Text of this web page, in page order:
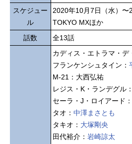
スケジュー
ル
2020年10月7日（水）〜
TOKYO MXほか
話数
全13話
カディス・エトラマ・デ
フランケンシュタイン：
M-21：大西弘祐
レジス・K・ランデグル：
セーラ・J・ロイアード：
タオ： 中澤まさとも
タキオ： 大塚剛央
田代裕介： 岩崎諒太